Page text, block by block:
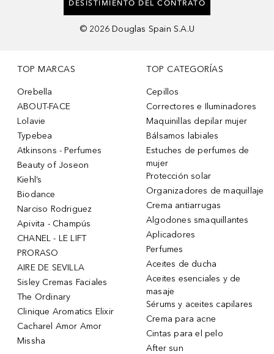
DESISTIMIENTO DEL CONTRATO
© 2026 Douglas Spain S.A.U
TOP MARCAS
Orebella
ABOUT-FACE
Lolavie
Typebea
Atkinsons - Perfumes
Beauty of Joseon
Kiehl’s
Biodance
Narciso Rodriguez
Apivita - Champús
CHANEL - LE LIFT
PRORASO
AIRE DE SEVILLA
Sisley Cremas Faciales
The Ordinary
Clinique Aromatics Elixir
Cacharel Amor Amor
Missha
TOP CATEGORÍAS
Cepillos
Correctores e Iluminadores
Maquinillas depilar mujer
Bálsamos labiales
Estuches de perfumes de
mujer
Protección solar
Organizadores de maquillaje
Crema antiarrugas
Algodones smaquillantes
Aplicadores
Perfumes
Aceites de ducha
Aceites esenciales y de
masaje
Sérums y aceites capilares
Crema para acne
Cintas para el pelo
After sun